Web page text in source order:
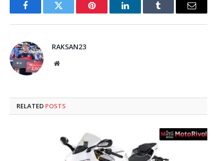
FacebookTwitter Pinterest LinkedInTumblr Email
RAKSAN23
Website
RELATED POSTS